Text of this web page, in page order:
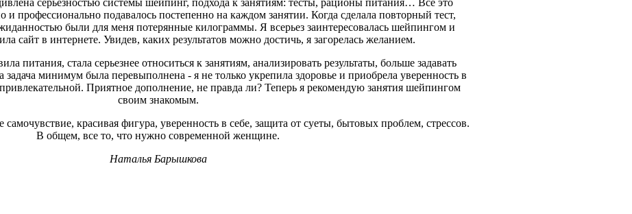
серьезностью системы шейпинг, подхода к занятиям: тесты, рационы питания… Все это
и профессионально подавалось постепенно на каждом занятии. Когда сделала повторный тест,
были для меня потерянные килограммы. Я всерьез заинтересовалась шейпингом и
сайт в интернете. Увидев, каких результатов можно достичь, я загорелась желанием.
питания, стала серьезнее относиться к занятиям, анализировать результаты, больше задавать
задача минимум была перевыполнена - я не только укрепила здоровье и приобрела уверенность в
Приятное дополнение, не правда ли? Теперь я рекомендую занятия шейпингом
своим знакомым.
красивая фигура, уверенность в себе, защита от суеты, бытовых проблем, стрессов.
В общем, все то, что нужно современной женщине.
Наталья Барышкова